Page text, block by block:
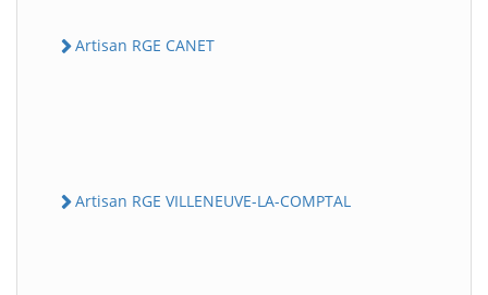
Artisan RGE CANET
Artisan RGE VILLENEUVE-LA-COMPTAL